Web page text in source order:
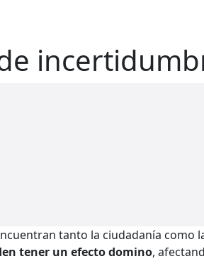
tanto la ciudadanía como
tener un efecto domino,